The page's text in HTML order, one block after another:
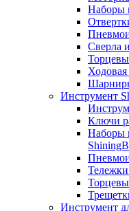
Наборы
Сверла
Ходовая
Инструмент
Ключи
Наборы
Инструмент